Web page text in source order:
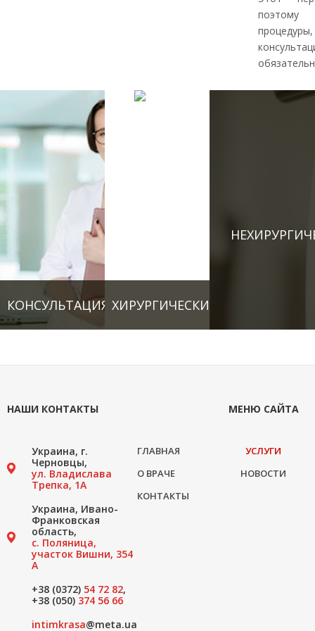
КОНСУЛЬТАЦИЯ ВРАЧАХИРУРГИЧЕСКИЕ УСЛУГИ
поэтому
НАШИ КОНТАКТЫ
Украина, г.
Черновцы,
ул. Владислава
Трепка, 1А
Украина, Ивано-
Франковская
область,
с. Поляница,
участок Вишни, 354
А
+38 (0372) 54 72 82,
+38 (050) 374 56 66
intimkrasa@meta.ua
МЕНЮ САЙТА
ГЛАВНАЯ
УСЛУГИ
О ВРАЧЕ
НОВОСТИ
КОНТАКТЫ